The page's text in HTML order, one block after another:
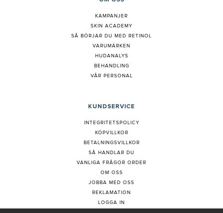
KAMPANJER
SKIN ACADEMY
SÅ BÖRJAR DU MED RETINOL
VARUMÄRKEN
HUDANALYS
BEHANDLING
VÅR PERSONAL
KUNDSERVICE
INTEGRITETSPOLICY
KÖPVILLKOR
BETALNINGSVILLKOR
SÅ HANDLAR DU
VANLIGA FRÅGOR ORDER
OM OSS
JOBBA MED OSS
REKLAMATION
LOGGA IN